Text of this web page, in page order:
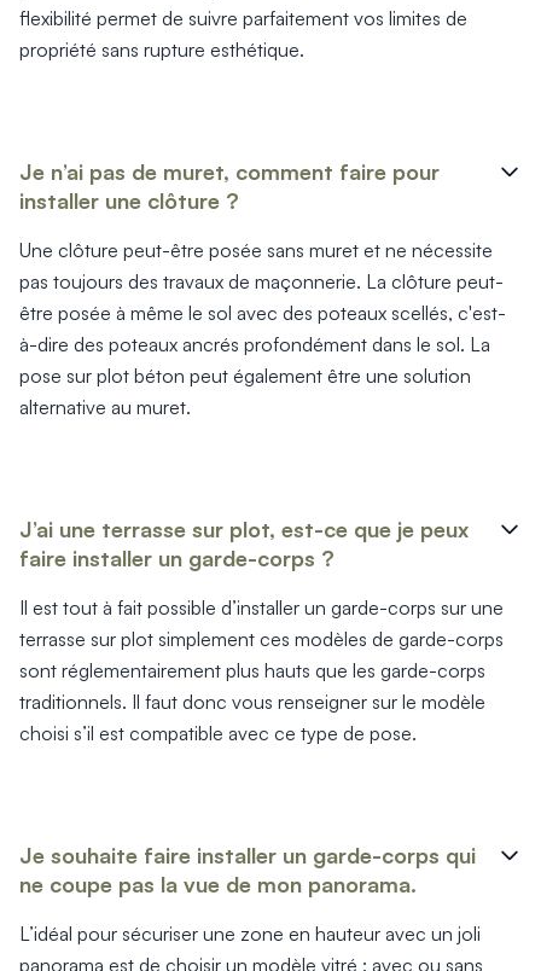
flexibilité permet de suivre parfaitement vos limites de
propriété sans rupture esthétique.
Je n’ai pas de muret, comment faire pour
installer une clôture ?
Une clôture peut-être posée sans muret et ne nécessite
pas toujours des travaux de maçonnerie. La clôture peut-
être posée à même le sol avec des poteaux scellés, c'est-
à-dire des poteaux ancrés profondément dans le sol. La
pose sur plot béton peut également être une solution
alternative au muret.
J’ai une terrasse sur plot, est-ce que je peux
faire installer un garde-corps ?
Il est tout à fait possible d’installer un garde-corps sur une
terrasse sur plot simplement ces modèles de garde-corps
sont réglementairement plus hauts que les garde-corps
traditionnels. Il faut donc vous renseigner sur le modèle
choisi s’il est compatible avec ce type de pose.
Je souhaite faire installer un garde-corps qui
ne coupe pas la vue de mon panorama.
L’idéal pour sécuriser une zone en hauteur avec un joli
panorama est de choisir un modèle vitré : avec ou sans